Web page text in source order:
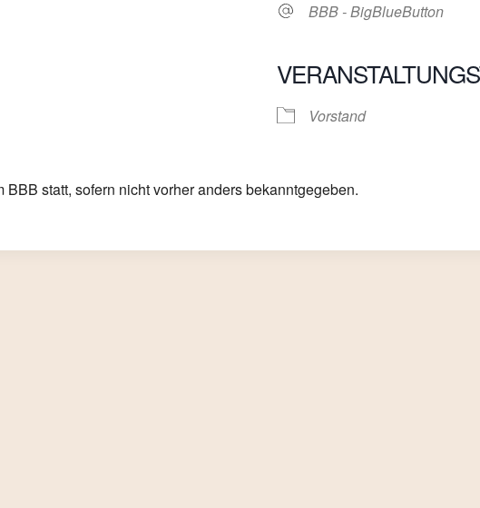
iCalendar
BBB - BigBlueButton
Vorstand
statt, sofern nicht vorher anders bekanntgegeben.